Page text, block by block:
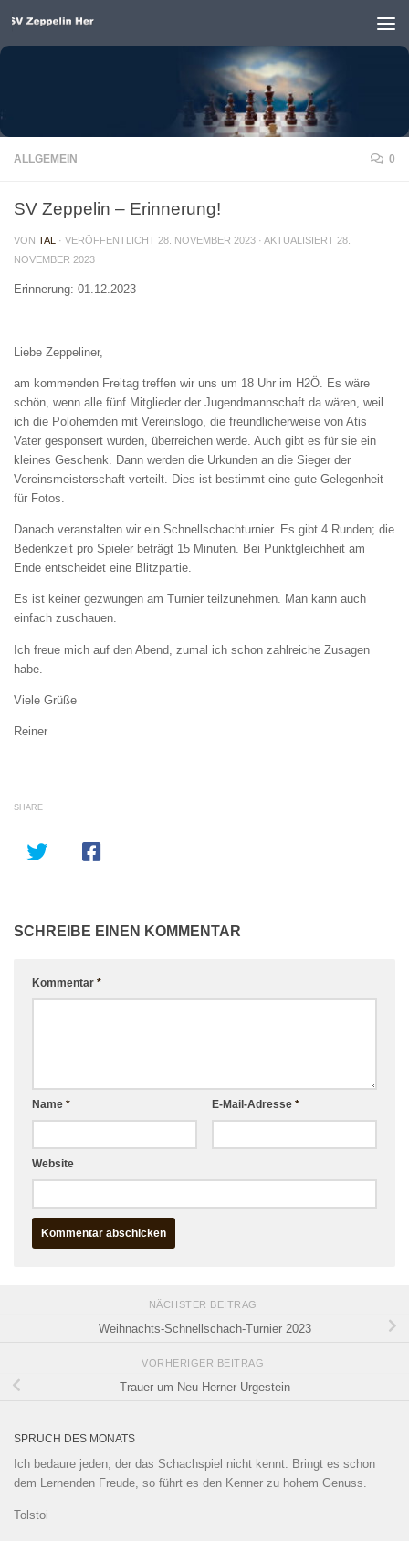
Unter dem Inhalt
ALLGEMEIN 0
SV Zeppelin – Erinnerung!
VON TAL · VERÖFFENTLICHT 28. NOVEMBER 2023 · AKTUALISIERT 28.
NOVEMBER 2023
Erinnerung: 01.12.2023
Liebe Zeppeliner,
am kommenden Freitag treffen wir uns um 18 Uhr im H2Ö . Es wäre
schön, wenn alle fünf Mitglieder der Jugendmannschaft da wären, weil
ich die Polohemden mit Vereinslogo, die freundlicherweise von Atis
Vater gesponsert wurden, überreichen werde. Auch gibt es für sie ein
kleines Geschenk. Dann werden die Urkunden an die Sieger der
Vereinsmeisterschaft verteilt. Dies ist bestimmt eine gute Gelegenheit
für Fotos.
Danach veranstalten wir ein Schnellschachturnier. Es gibt 4 Runden; die
Bedenkzeit pro Spieler beträgt 15 Minuten. Bei Punktgleichheit am
Ende entscheidet eine Blitzpartie.
Es ist keiner gezwungen am Turnier teilzunehmen. Man kann auch
einfach zuschauen.
Ich freue mich auf den Abend, zumal ich schon zahlreiche Zusagen
habe.
Viele Grüße
Reiner
SHARE
SCHREIBE EINEN KOMMENTAR
Kommentar *
Name * E-Mail-Adresse *
Website
NÄCHSTER BEITRAG
Weihnachts-Schnellschach-Turnier 2023
VORHERIGER BEITRAG
Trauer um Neu-Herner Urgestein
SPRUCH DES MONATS
Ich bedaure jeden, der das Schachspiel nicht kennt. Bringt es schon
dem Lernenden Freude, so führt es den Kenner zu hohem Genuss.
Tolstoi